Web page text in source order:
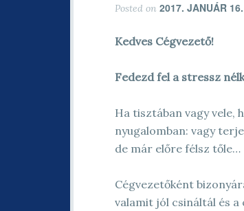
Posted on 2017. JANUÁR 16.
Kedves Cégvezető!
Fedezd fel a stressz
Ha tisztában vagy vele,
nyugalomban: vagy
de már előre félsz tőle…
Cégvezetőként
valamit jól csináltál és